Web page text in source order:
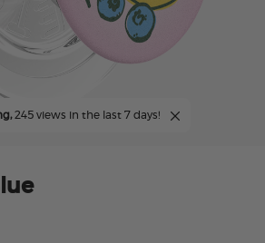
245 views in the last 7 days!